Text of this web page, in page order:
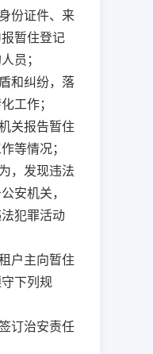
份证件、来
暂住登记
员；
和纠纷，落
工作；
关报告暂住
等情况；
，发现违法
安机关，
犯罪活动
户主向暂住
下列规
订治安责任